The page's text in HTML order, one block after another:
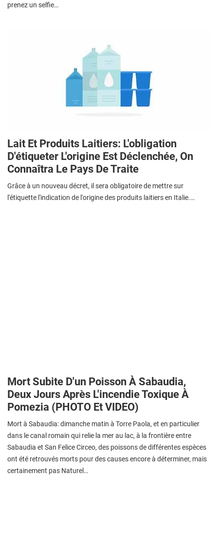
prenez un selfie…
Lait Et Produits Laitiers: L'obligation
D'étiqueter L'origine Est Déclenchée, On
Connaîtra Le Pays De Traite
Grâce à un nouveau décret, il sera obligatoire de mettre sur
l'étiquette l'indication de l'origine des produits laitiers en Italie.…
Mort Subite D'un Poisson À Sabaudia,
Deux Jours Après L'incendie Toxique À
Pomezia (PHOTO Et VIDEO)
Mort à Sabaudia: dimanche matin à Torre Paola, et en particulier
dans le canal romain qui relie la mer au lac, à la frontière entre
Sabaudia et San Felice Circeo, des poissons de différentes espèces
ont été retrouvés morts pour des causes encore à déterminer, mais
certainement pas Naturel…